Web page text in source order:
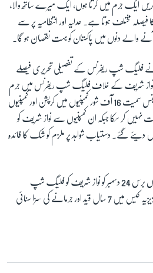
ایک جرم میں کرتا ہوں، ایک میرے ساتھ والا،
مختلف ہوتا ہے۔ عدلیہ اور انتظامیہ پر سے
آنے والے دنوں میں پاکستان کو بہت نقصان ہو گا۔
فلیگ شپ ریفرنس کے تفصیلی تحریری فیصلے
نواز شریف کے خلاف فلیگ شپ ریفرنس میں جرم
ثابت نہیں کر سکا۔ فلیگ شپ ریفرینس سمیت 16 آف شور کمپنیوں میں کرپشن اور کمپنیوں
نہیں کر سکا جبکہ ان کمپنیوں سے نواز شریف کو
دیئے گئے۔ دستیاب شواہد پر ملزم کو شک کا فائدہ
اسلام آباد کی احتساب عدالت نے رواں برس 24 دسمبر کو نواز شریف کو فلیگ شپ
ریفرینس کیس میں بری کیا تھا جبکہ العزیزیہ کیس میں 7 سال قید اور جرمانے کی سزا سنائی